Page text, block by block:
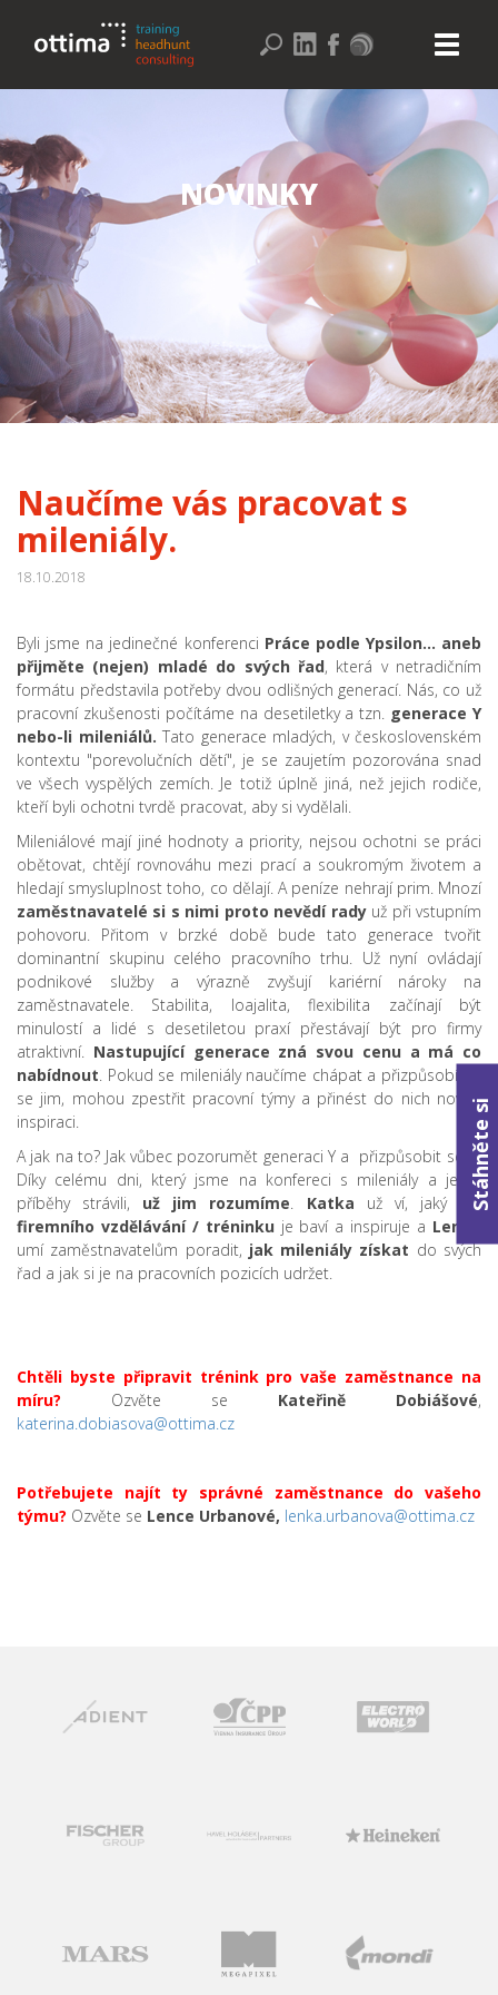
NOVINKY
Naučíme vás pracovat s
mileniály.
18.10.2018
Byli jsme na jedinečné konferenci Práce podle Ypsilon… aneb
přijměte (nejen) mladé do svých řad, která v netradičním
formátu představila potřeby dvou odlišných generací. Nás, co už
pracovní zkušenosti počítáme na desetiletky a tzn. generace Y
nebo-li mileniálů. Tato generace mladých, v československém
kontextu "porevolučních dětí", je se zaujetím pozorována snad
ve všech vyspělých zemích. Je totiž úplně jiná, než jejich rodiče,
kteří byli ochotni tvrdě pracovat, aby si vydělali.
Mileniálové mají jiné hodnoty a priority, nejsou ochotni se práci
obětovat, chtějí rovnováhu mezi prací a soukromým životem a
hledají smysluplnost toho, co dělají. A peníze nehrají prim. Mnozí
zaměstnavatelé si s nimi proto nevědí radyuž při vstupním
pohovoru. Přitom v brzké době bude tato generace tvořit
dominantní skupinu celého pracovního trhu. Už nyní ovládají
podnikové služby a výrazně zvyšují kariérní nároky na
zaměstnavatele. Stabilita, loajalita, flexibilita začínají být
minulostí a lidé s desetiletou praxí přestávají být pro firmy
atraktivní. Nastupující generace zná svou cenu a má co
nabídnout. Pokud se mileniály naučíme chápat a přizpůsobíme
se jim, mohou zpestřit pracovní týmy a přinést do nich novou
inspiraci.
A jak na to? Jak vůbec pozorumět generaci Y a přizpůsobit se jí?
Díky celému dni, který jsme na konfereci s mileniály a jejich
příběhy strávili, už jim rozumíme. Katka už ví, jaký typ
firemního vzdělávání / tréninku je baví a inspiruje a Lenka
umí zaměstnavatelům poradit, jak mileniály získat do svých
řad a jak si je na pracovních pozicích udržet.
Chtěli byste připravit trénink pro vaše zaměstnance na
míru? Ozvěte se Kateřině Dobiášové,
katerina.dobiasova@ottima.cz
Potřebujete najít ty správné zaměstnance do vašeho
týmu? Ozvěte se Lence Urbanové, lenka.urbanova@ottima.cz
Stáhněte si